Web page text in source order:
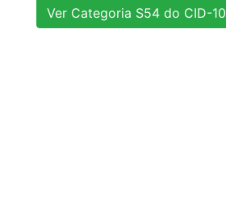
Ver Categoria S54 do CID-10